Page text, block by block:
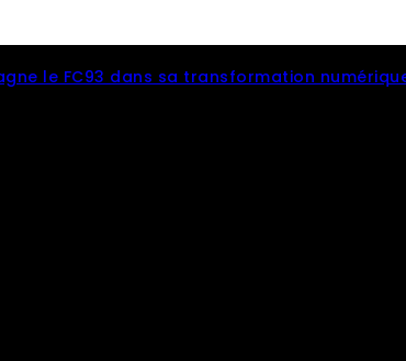
le FC93 dans sa transformation